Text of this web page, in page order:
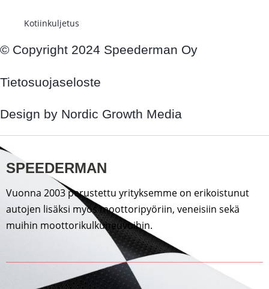
Kotiinkuljetus
© Copyright 2024 Speederman Oy
Tietosuojaseloste
Design by Nordic Growth Media
SPEEDERMAN
Vuonna 2003 perustettu yrityksemme on erikoistunut
autojen lisäksi myös moottoripyöriin, veneisiin sekä
muihin moottorikulkuneuvoihin.